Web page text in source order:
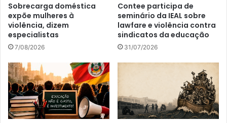
Sobrecarga doméstica
expõe mulheres à
violência, dizem
especialistas
7/08/2026
Contee participa de
seminário da IEAL sobre
lawfare e violência contra
sindicatos da educação
31/07/2026